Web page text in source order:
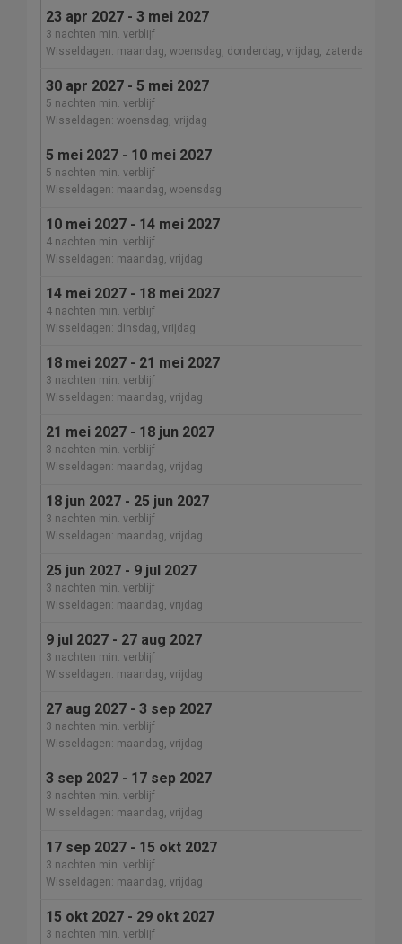
23 apr 2027 - 3 mei 2027
3 nachten min. verblijf
Wisseldagen: maandag, woensdag, donderdag, vrijdag, zaterdag
30 apr 2027 - 5 mei 2027
5 nachten min. verblijf
Wisseldagen: woensdag, vrijdag
5 mei 2027 - 10 mei 2027
5 nachten min. verblijf
Wisseldagen: maandag, woensdag
10 mei 2027 - 14 mei 2027
4 nachten min. verblijf
Wisseldagen: maandag, vrijdag
14 mei 2027 - 18 mei 2027
4 nachten min. verblijf
Wisseldagen: dinsdag, vrijdag
18 mei 2027 - 21 mei 2027
3 nachten min. verblijf
Wisseldagen: maandag, vrijdag
21 mei 2027 - 18 jun 2027
3 nachten min. verblijf
Wisseldagen: maandag, vrijdag
18 jun 2027 - 25 jun 2027
3 nachten min. verblijf
Wisseldagen: maandag, vrijdag
25 jun 2027 - 9 jul 2027
3 nachten min. verblijf
Wisseldagen: maandag, vrijdag
9 jul 2027 - 27 aug 2027
3 nachten min. verblijf
Wisseldagen: maandag, vrijdag
27 aug 2027 - 3 sep 2027
3 nachten min. verblijf
Wisseldagen: maandag, vrijdag
3 sep 2027 - 17 sep 2027
3 nachten min. verblijf
Wisseldagen: maandag, vrijdag
17 sep 2027 - 15 okt 2027
3 nachten min. verblijf
Wisseldagen: maandag, vrijdag
15 okt 2027 - 29 okt 2027
3 nachten min. verblijf